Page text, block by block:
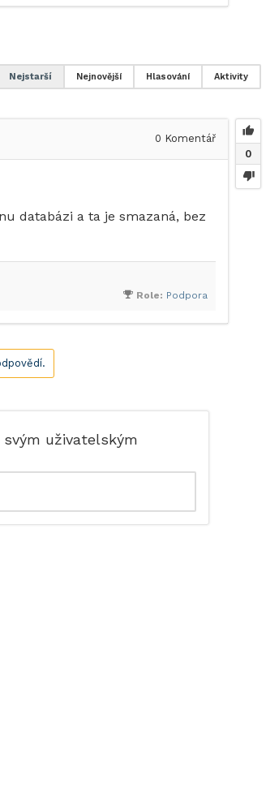
Aktivity
Hlasování
Nejnovější
Nejstarší
0
0 Komentář
databázi a ta je smazaná, bez
Role: Podpora
uživatelským